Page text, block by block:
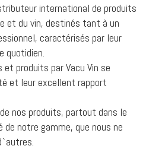
international de produits
et du vin, destinés tant à un
caractérisés par leur
quotidien.
produits par Vacu Vin se
et leur excellent rapport
nos produits, partout dans le
notre gamme, que nous ne